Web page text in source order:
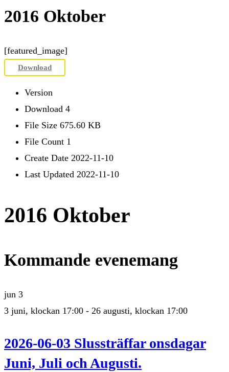
2016 Oktober
[featured_image]
Download
Version
Download 4
File Size 675.60 KB
File Count 1
Create Date 2022-11-10
Last Updated 2022-11-10
2016 Oktober
Kommande evenemang
jun 3
3 juni, klockan 17:00 - 26 augusti, klockan 17:00
2026-06-03 Slussträffar onsdagar
Juni, Juli och Augusti.